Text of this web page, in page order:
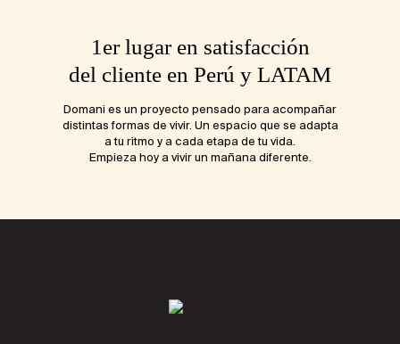
1er lugar en satisfacción
del cliente en Perú y LATAM
Domani es un proyecto pensado para acompañar
distintas formas de vivir. Un espacio que se adapta
a tu ritmo y a cada etapa de tu vida.
Empieza hoy a vivir un mañana diferente.